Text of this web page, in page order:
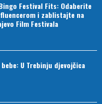
Festival Fits: Odaberite
i zablistajte na
Film Festivala
U Trebinju djevojčica